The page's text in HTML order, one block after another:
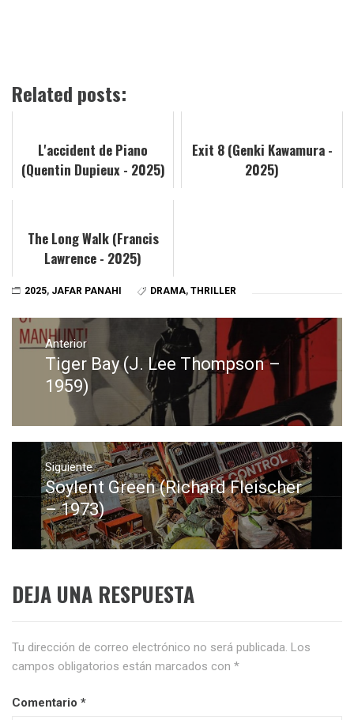
Related posts:
L'accident de Piano
(Quentin Dupieux - 2025)
Exit 8 (Genki Kawamura -
2025)
The Long Walk (Francis
Lawrence - 2025)
2025, JAFAR PANAHI DRAMA, THRILLER
Navegación
de
entradas
Anterior
Entrada
anterior:
Tiger Bay (J. Lee Thompson –
1959)
Siguiente
Entrada
siguiente:
Soylent Green (Richard Fleischer
– 1973)
DEJA UNA RESPUESTA
Tu dirección de correo electrónico no será publicada. Los
campos obligatorios están marcados con *
Comentario *